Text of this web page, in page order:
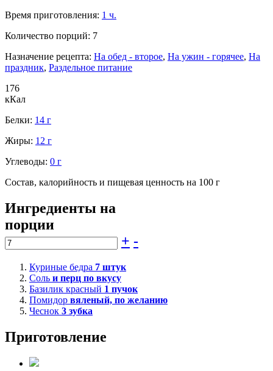
Время приготовления: 1 ч.
Количество порций: 7
Назначение рецепта: На обед - второе, На ужин - горячее, На
праздник, Раздельное питание
176
кКал
Белки: 14 г
Жиры: 12 г
Углеводы: 0 г
Состав, калорийность и пищевая ценность на 100 г
Ингредиенты на
порции
+ -
Куриные бедра 7 штук
Соль и перц по вкусу
Базилик красный 1 пучок
Помидор вяленый, по желанию
Чеснок 3 зубка
Приготовление